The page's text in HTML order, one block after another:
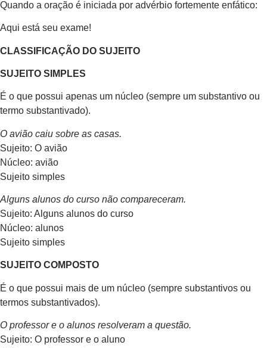
Quando a oração é iniciada por advérbio fortemente enfático:
Aqui está seu exame!
CLASSIFICAÇÃO DO SUJEITO
SUJEITO SIMPLES
É o que possui apenas um núcleo (sempre um substantivo ou
termo substantivado).
O avião caiu sobre as casas.
Sujeito: O avião
Núcleo: avião
Sujeito simples
Alguns alunos do curso não compareceram.
Sujeito: Alguns alunos do curso
Núcleo: alunos
Sujeito simples
SUJEITO COMPOSTO
É o que possui mais de um núcleo (sempre substantivos ou
termos substantivados).
O professor e o alunos resolveram a questão.
Sujeito: O professor e o aluno